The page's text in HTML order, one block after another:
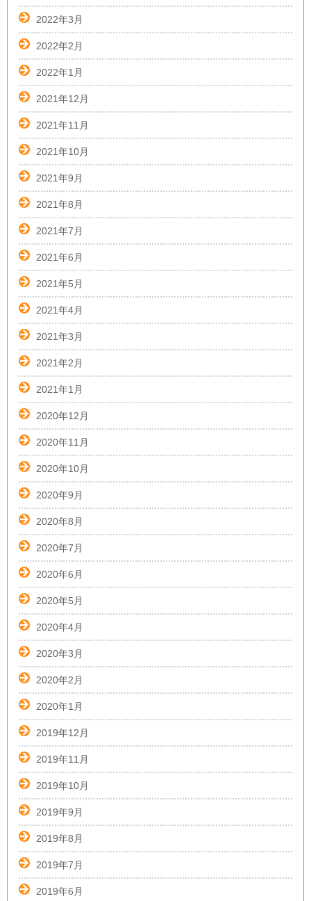
2022年3月
2022年2月
2022年1月
2021年12月
2021年11月
2021年10月
2021年9月
2021年8月
2021年7月
2021年6月
2021年5月
2021年4月
2021年3月
2021年2月
2021年1月
2020年12月
2020年11月
2020年10月
2020年9月
2020年8月
2020年7月
2020年6月
2020年5月
2020年4月
2020年3月
2020年2月
2020年1月
2019年12月
2019年11月
2019年10月
2019年9月
2019年8月
2019年7月
2019年6月